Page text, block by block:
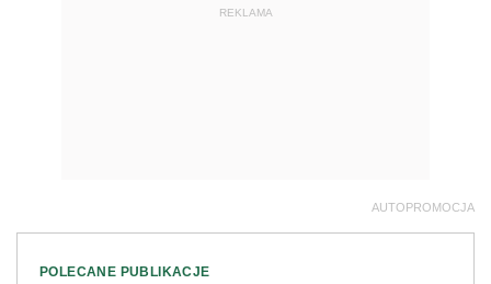
REKLAMA
AUTOPROMOCJA
POLECANE PUBLIKACJE